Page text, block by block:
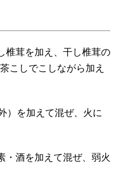
椎茸を加え、干し椎茸の
こしでこしながら加え
）を加えて混ぜ、火に
・酒を加えて混ぜ、弱火